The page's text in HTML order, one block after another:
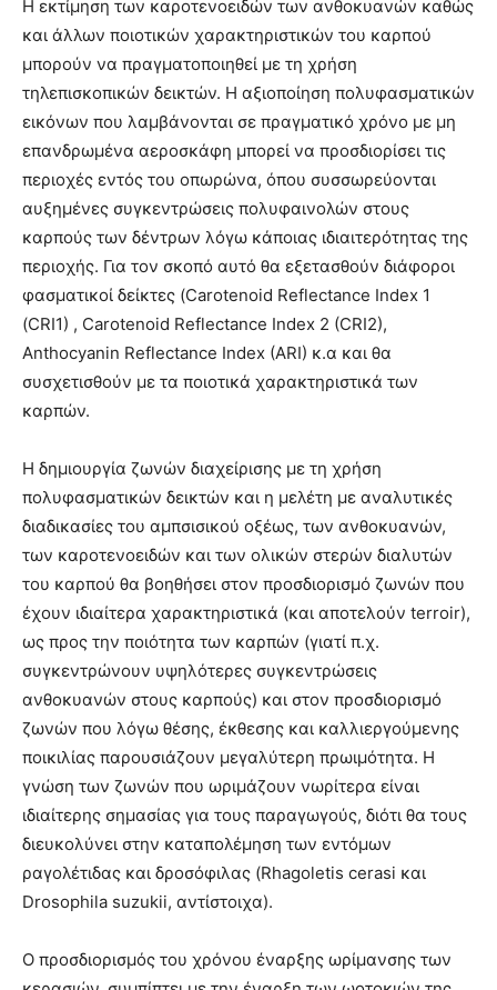
Η εκτίμηση των καροτενοειδών των ανθοκυανών καθώς
και άλλων ποιοτικών χαρακτηριστικών του καρπού
μπορούν να πραγματοποιηθεί με τη χρήση
τηλεπισκοπικών δεικτών. Η αξιοποίηση πολυφασματικών
εικόνων που λαμβάνονται σε πραγματικό χρόνο με μη
επανδρωμένα αεροσκάφη μπορεί να προσδιορίσει τις
περιοχές εντός του οπωρώνα, όπου συσσωρεύονται
αυξημένες συγκεντρώσεις πολυφαινολών στους
καρπούς των δέντρων λόγω κάποιας ιδιαιτερότητας της
περιοχής. Για τον σκοπό αυτό θα εξετασθούν διάφοροι
φασματικοί δείκτες (Carotenoid Reflectance Index 1
(CRI1) , Carotenoid Reflectance Index 2 (CRI2),
Anthocyanin Reflectance Index (ARI) κ.α και θα
συσχετισθούν με τα ποιοτικά χαρακτηριστικά των
καρπών.
Η δημιουργία ζωνών διαχείρισης με τη χρήση
πολυφασματικών δεικτών και η μελέτη με αναλυτικές
διαδικασίες του αμπσισικού οξέως, των ανθοκυανών,
των καροτενοειδών και των ολικών στερών διαλυτών
του καρπού θα βοηθήσει στον προσδιορισμό ζωνών που
έχουν ιδιαίτερα χαρακτηριστικά (και αποτελούν terroir),
ως προς την ποιότητα των καρπών (γιατί π.χ.
συγκεντρώνουν υψηλότερες συγκεντρώσεις
ανθοκυανών στους καρπούς) και στον προσδιορισμό
ζωνών που λόγω θέσης, έκθεσης και καλλιεργούμενης
ποικιλίας παρουσιάζουν μεγαλύτερη πρωιμότητα. Η
γνώση των ζωνών που ωριμάζουν νωρίτερα είναι
ιδιαίτερης σημασίας για τους παραγωγούς, διότι θα τους
διευκολύνει στην καταπολέμηση των εντόμων
ραγολέτιδας και δροσόφιλας (Rhagoletis cerasi και
Drosophila suzukii, αντίστοιχα).
Ο προσδιορισμός του χρόνου έναρξης ωρίμανσης των